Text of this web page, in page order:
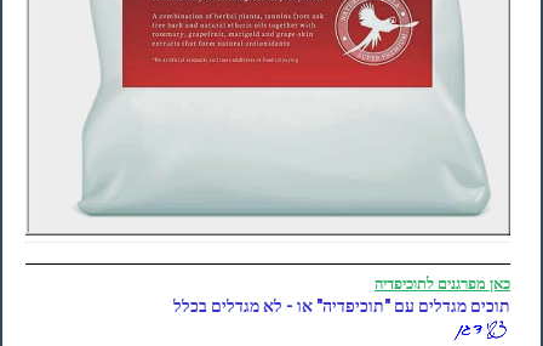
כאן מפרגנים לתוכיפדיה
תוכים מגדלים עם "תוכיפדיה" או - לא מגדלים בכלל